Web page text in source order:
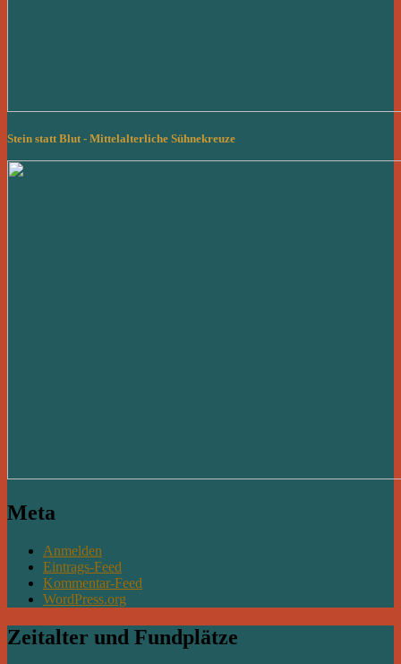
Stein statt Blut - Mittelalterliche Sühnekreuze
Meta
Anmelden
Eintrags-Feed
Kommentar-Feed
WordPress.org
Zeitalter und Fundplätze